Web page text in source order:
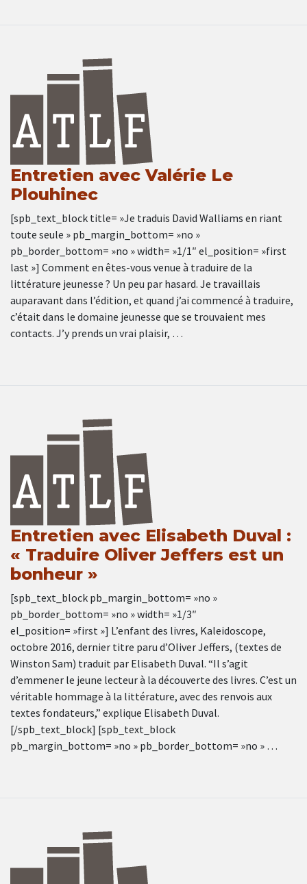
Entretien avec Valérie Le
Plouhinec
[spb_text_block title= »Je traduis David Walliams en riant
toute seule » pb_margin_bottom= »no »
pb_border_bottom= »no » width= »1/1″ el_position= »first
last »] Comment en êtes-vous venue à traduire de la
littérature jeunesse ? Un peu par hasard. Je travaillais
auparavant dans l’édition, et quand j’ai commencé à traduire,
c’était dans le domaine jeunesse que se trouvaient mes
contacts. J’y prends un vrai plaisir, …
Entretien avec Elisabeth Duval :
« Traduire Oliver Jeffers est un
bonheur »
[spb_text_block pb_margin_bottom= »no »
pb_border_bottom= »no » width= »1/3″
el_position= »first »] L’enfant des livres, Kaleidoscope,
octobre 2016, dernier titre paru d’Oliver Jeffers, (textes de
Winston Sam) traduit par Elisabeth Duval. “Il s’agit
d’emmener le jeune lecteur à la découverte des livres. C’est un
véritable hommage à la littérature, avec des renvois aux
textes fondateurs,” explique Elisabeth Duval.
[/spb_text_block] [spb_text_block
pb_margin_bottom= »no » pb_border_bottom= »no » …